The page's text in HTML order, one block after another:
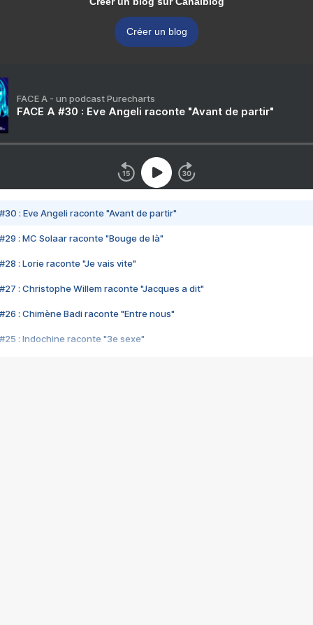
Créer un blog
FACE A - un podcast Purecharts
FACE A #30 : Eve Angeli raconte "Avant de partir"
#30 : Eve Angeli raconte "Avant de partir"
#29 : MC Solaar raconte "Bouge de là"
#28 : Lorie raconte "Je vais vite"
#27 : Christophe Willem raconte "Jacques a dit"
#26 : Chimène Badi raconte "Entre nous"
#25 : Indochine raconte "3e sexe"